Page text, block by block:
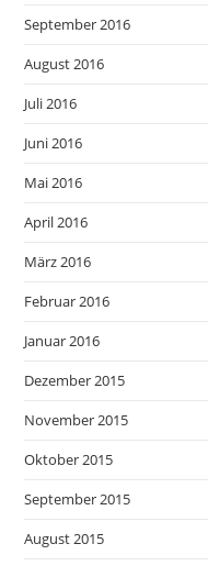
September 2016
August 2016
Juli 2016
Juni 2016
Mai 2016
April 2016
März 2016
Februar 2016
Januar 2016
Dezember 2015
November 2015
Oktober 2015
September 2015
August 2015